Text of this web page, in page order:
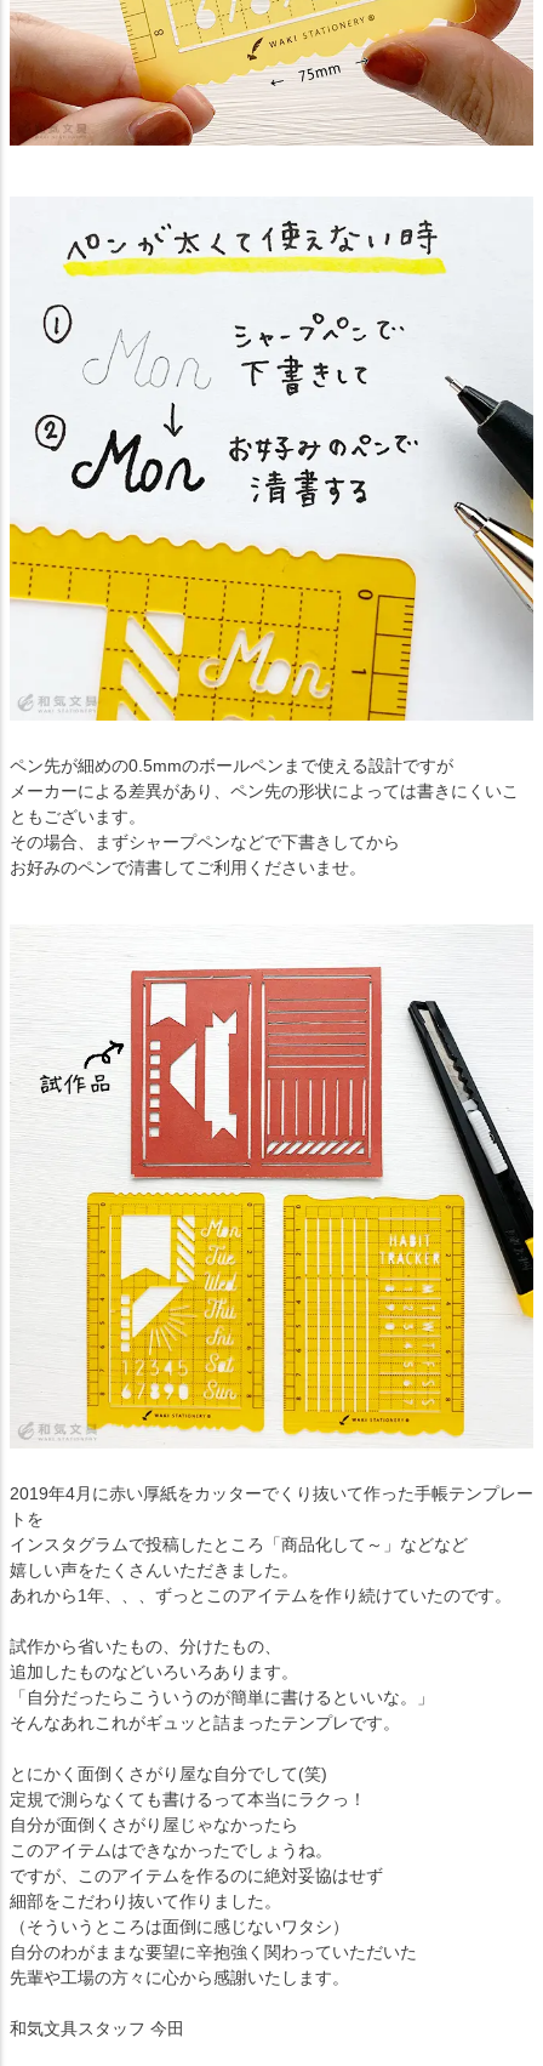
ペン先が細めの0.5mmのボールペンまで使える設計ですが
メーカーによる差異があり、ペン先の形状によっては書きにくいこ
ともございます。
その場合、まずシャープペンなどで下書きしてから
お好みのペンで清書してご利用くださいませ。
2019年4月に赤い厚紙をカッターでくり抜いて作った手帳テンプレー
トを
インスタグラムで投稿したところ「商品化して～」などなど
嬉しい声をたくさんいただきました。
あれから1年、、、ずっとこのアイテムを作り続けていたのです。
試作から省いたもの、分けたもの、
追加したものなどいろいろあります。
「自分だったらこういうのが簡単に書けるといいな。」
そんなあれこれがギュッと詰まったテンプレです。
とにかく面倒くさがり屋な自分でして(笑)
定規で測らなくても書けるって本当にラクっ！
自分が面倒くさがり屋じゃなかったら
このアイテムはできなかったでしょうね。
ですが、このアイテムを作るのに絶対妥協はせず
細部をこだわり抜いて作りました。
（そういうところは面倒に感じないワタシ）
自分のわがままな要望に辛抱強く関わっていただいた
先輩や工場の方々に心から感謝いたします。
和気文具スタッフ 今田